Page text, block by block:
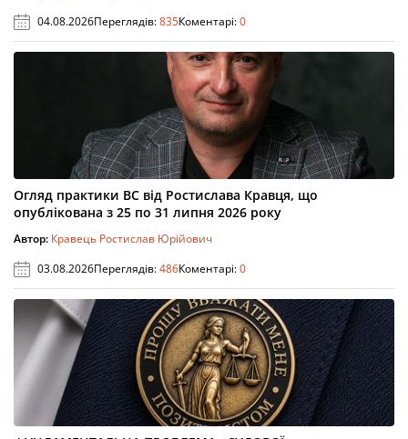
04.08.2026Переглядів:835Коментарі:0
Огляд практики ВС від Ростислава Кравця, що
опублікована з 25 по 31 липня 2026 року
Автор: Кравець Ростислав Юрійович
03.08.2026Переглядів:486Коментарі:0